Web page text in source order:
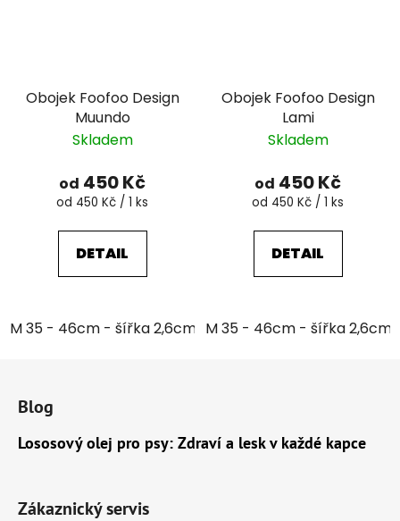
Obojek Foofoo Design
Muundo
Skladem
od 450 Kč
Měrná
od 450 Kč / 1 ks
DETAIL
M 35 - 46cm - šířka 2,6cm
Obojek Foofoo Design
Lami
Skladem
od 450 Kč
Měrná
od 450 Kč / 1 ks
DETAIL
M 35 - 46cm - šířka 2,6cm
Blog
Lososový olej pro psy: Zdraví a lesk v každé kapce
Zákaznický servis